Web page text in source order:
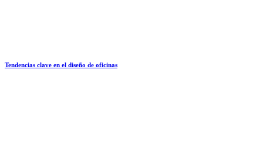
Tendencias clave en el diseño de oficinas